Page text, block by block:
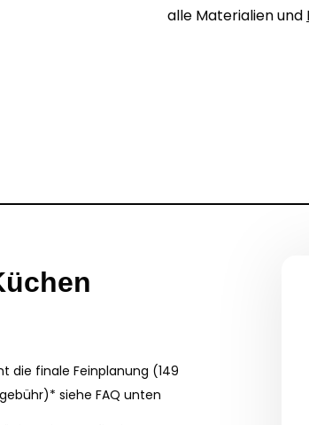
alle Materialien und
die finale Feinplanung (149
siehe FAQ unten